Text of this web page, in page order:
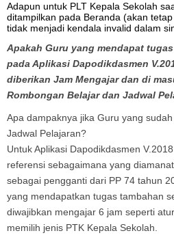
Adapun untuk PLT Kepala Sekolah
ditampilkan pada Beranda (akan
tidak menjadi kendala invalid dalam
Apakah Guru yang mendapat
pada Aplikasi Dapodikdasmen
diberikan Jam Mengajar dan di
Rombongan Belajar dan Jadwal
Apa dampaknya jika Guru yang
Jadwal Pelajaran?
Untuk Aplikasi Dapodikdasmen
referensi sebagaimana yang
sebagai pengganti dari PP 74 tahun
yang mendapatkan tugas tambahan
diwajibkan mengajar 6 jam seperti
memilih jenis PTK Kepala Sekolah.